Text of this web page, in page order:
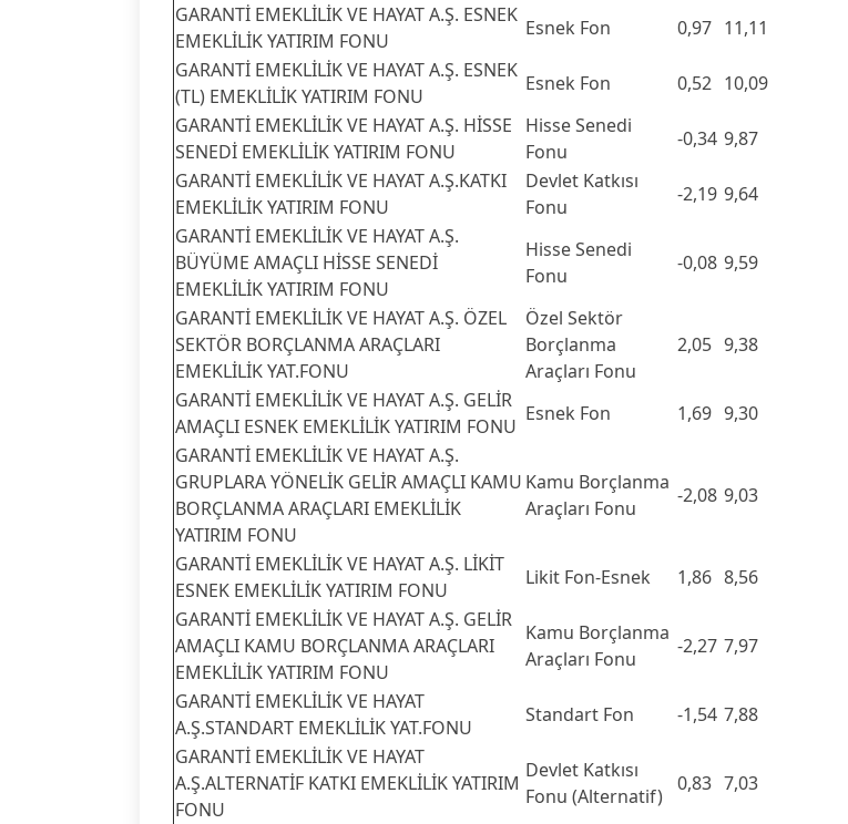
GARANTİ EMEKLİLİK VE HAYAT A.Ş. ESNEK
EMEKLİLİK YATIRIM FONU
Esnek Fon 0,97 11,11
GARANTİ EMEKLİLİK VE HAYAT A.Ş. ESNEK
(TL) EMEKLİLİK YATIRIM FONU
Esnek Fon 0,52 10,09
GARANTİ EMEKLİLİK VE HAYAT A.Ş. HİSSE
SENEDİ EMEKLİLİK YATIRIM FONU
Hisse Senedi
Fonu
-0,34 9,87
GARANTİ EMEKLİLİK VE HAYAT A.Ş.KATKI
EMEKLİLİK YATIRIM FONU
Devlet Katkısı
Fonu
-2,19 9,64
GARANTİ EMEKLİLİK VE HAYAT A.Ş.
BÜYÜME AMAÇLI HİSSE SENEDİ
EMEKLİLİK YATIRIM FONU
Hisse Senedi
Fonu
-0,08 9,59
GARANTİ EMEKLİLİK VE HAYAT A.Ş. ÖZEL
SEKTÖR BORÇLANMA ARAÇLARI
EMEKLİLİK YAT.FONU
Özel Sektör
Borçlanma
Araçları Fonu
2,05 9,38
GARANTİ EMEKLİLİK VE HAYAT A.Ş. GELİR
AMAÇLI ESNEK EMEKLİLİK YATIRIM FONU
Esnek Fon 1,69 9,30
GARANTİ EMEKLİLİK VE HAYAT A.Ş.
GRUPLARA YÖNELİK GELİR AMAÇLI KAMU
BORÇLANMA ARAÇLARI EMEKLİLİK
YATIRIM FONU
Kamu Borçlanma
Araçları Fonu
-2,08 9,03
GARANTİ EMEKLİLİK VE HAYAT A.Ş. LİKİT
ESNEK EMEKLİLİK YATIRIM FONU
Likit Fon-Esnek 1,86 8,56
GARANTİ EMEKLİLİK VE HAYAT A.Ş. GELİR
AMAÇLI KAMU BORÇLANMA ARAÇLARI
EMEKLİLİK YATIRIM FONU
Kamu Borçlanma
Araçları Fonu
-2,27 7,97
GARANTİ EMEKLİLİK VE HAYAT
A.Ş.STANDART EMEKLİLİK YAT.FONU
Standart Fon -1,54 7,88
GARANTİ EMEKLİLİK VE HAYAT
A.Ş.ALTERNATİF KATKI EMEKLİLİK YATIRIM
FONU
Devlet Katkısı
Fonu (Alternatif)
0,83 7,03